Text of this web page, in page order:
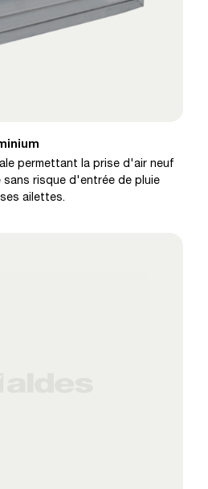
permettant la prise d'air neuf
sans risque d'entrée de pluie
ailettes.